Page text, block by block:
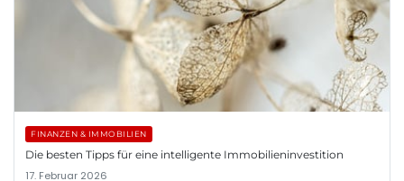
FINANZEN & IMMOBILIEN
Die besten Tipps für eine intelligente Immobilieninvestition
17. Februar 2026